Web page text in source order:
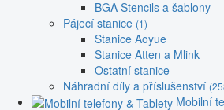
BGA Stencils a šablony
Pájecí stanice (1)
Stanice Aoyue
Stanice Atten a Mlink
Ostatní stanice
Náhradní díly a příslušenství
Mobilní